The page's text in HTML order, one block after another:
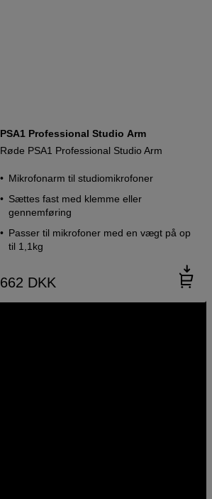
PSA1 Professional Studio Arm
Røde PSA1 Professional Studio Arm
Mikrofonarm til studiomikrofoner
Sættes fast med klemme eller
gennemføring
Passer til mikrofoner med en vægt på op
til 1,1kg
662 DKK